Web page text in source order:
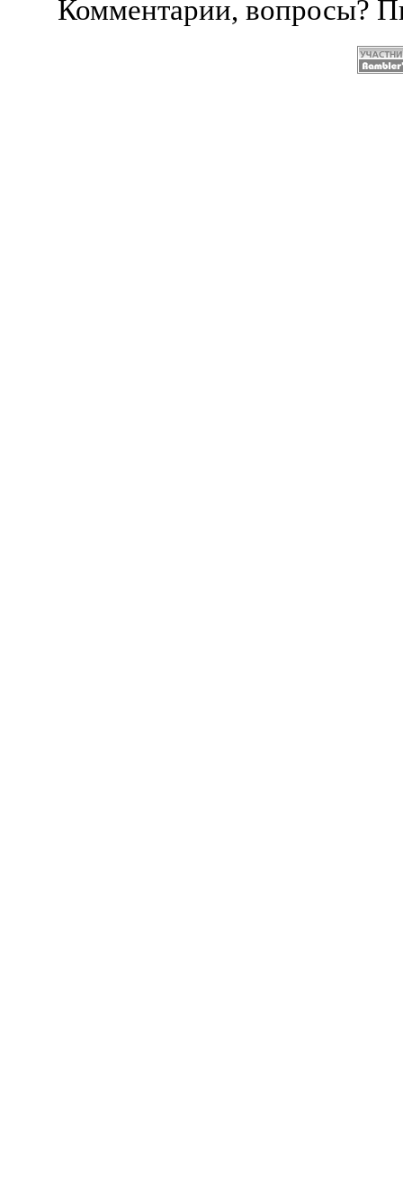
Комментарии, вопросы?